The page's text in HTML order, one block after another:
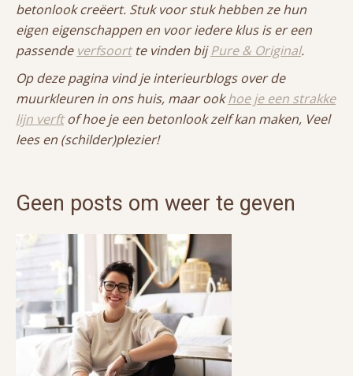
betonlook creëert. Stuk voor stuk hebben ze hun
eigen eigenschappen en voor iedere klus is er een
passende verfsoortte vinden bijPure & Original.
Op deze pagina vind je interieurblogs over de
muurkleuren in ons huis, maar ookhoe je een strakke
lijn verftof hoe je een betonlook zelf kan maken, Veel
lees en (schilder)plezier!
Geen posts om weer te geven